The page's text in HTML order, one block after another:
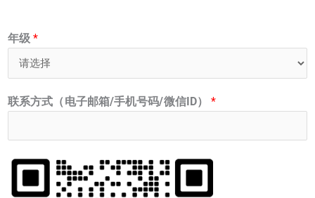
年级*
联系方式（电子邮箱/手机号码/微信ID）*